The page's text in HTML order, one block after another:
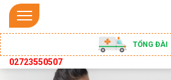
TỔNG ĐÀI
02723550507